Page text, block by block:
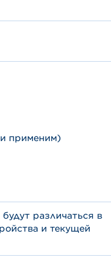
применим)
различаться в
и текущей